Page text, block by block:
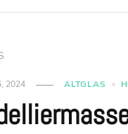
2024 ALTGLAS